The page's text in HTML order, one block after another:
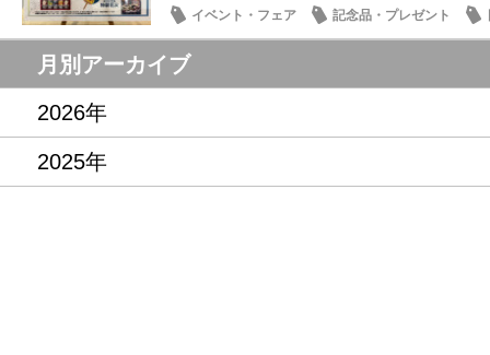
イベント・フェア 記念品・プレゼント
月別アーカイブ
2026年
2025年